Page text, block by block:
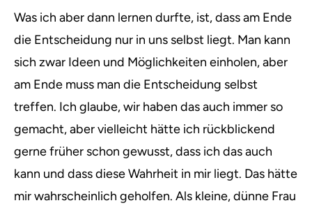
Was ich aber dann lernen durfte, ist, dass am Ende
die Entscheidung nur in uns selbst liegt. Man kann
sich zwar Ideen und Möglichkeiten einholen, aber
am Ende muss man die Entscheidung selbst
treffen. Ich glaube, wir haben das auch immer so
gemacht, aber vielleicht hätte ich rückblickend
gerne früher schon gewusst, dass ich das auch
kann und dass diese Wahrheit in mir liegt. Das hätte
mir wahrscheinlich geholfen. Als kleine, dünne Frau